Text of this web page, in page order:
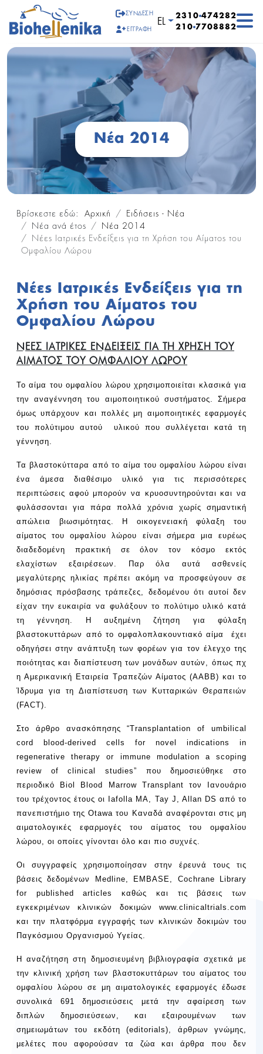
ΣΎΝΔΕΣΗ
ΕΓΓΡΑΦΉ
Επιλέξτε τη γλώσσα
EL
2310 474282
210 7708882
Νέα 2014
Βρίσκεστε εδώ: Αρχική
Ειδήσεις - Νέα
Νέα ανά έτος
Νέα 2014
Νέες Ιατρικές Ενδείξεις για τη Χρήση του Αίματος του
Ομφαλίου Λώρου
Νέες Ιατρικές Ενδείξεις για τη
Χρήση του Αίματος του
Ομφαλίου Λώρου
ΝΕΕΣ ΙΑΤΡΙΚΕΣ ΕΝΔΕΙΞΕΙΣ ΓΙΑ ΤΗ ΧΡΗΣΗ ΤΟΥ
ΑΙΜΑΤΟΣ ΤΟΥ ΟΜΦΑΛΙΟΥ ΛΩΡΟΥ
Το αίμα του ομφαλίου λώρου χρησιμοποιείται κλασικά για
την αναγέννηση του αιμοποιητικού συστήματος. Σήμερα
όμως υπάρχουν και πολλές μη αιμοποιητικές εφαρμογές
του πολύτιμου αυτού υλικού που συλλέγεται κατά τη
γέννηση.
Τα βλαστοκύτταρα από το αίμα του ομφαλίου λώρου είναι
ένα άμεσα διαθέσιμο υλικό για τις περισσότερες
περιπτώσεις αφού μπορούν να κρυοσυντηρούνται και να
φυλάσσονται για πάρα πολλά χρόνια χωρίς σημαντική
απώλεια βιωσιμότητας. Η οικογενειακή φύλαξη του
αίματος του ομφαλίου λώρου είναι σήμερα μια ευρέως
διαδεδομένη πρακτική σε όλον τον κόσμο εκτός
ελαχίστων εξαιρέσεων. Παρ όλα αυτά ασθενείς
μεγαλύτερης ηλικίας πρέπει ακόμη να προσφεύγουν σε
δημόσιας πρόσβασης τράπεζες, δεδομένου ότι αυτοί δεν
είχαν την ευκαιρία να φυλάξουν το πολύτιμο υλικό κατά
τη γέννηση. Η αυξημένη ζήτηση για φύλαξη
βλαστοκυττάρων από το ομφαλοπλακουντιακό αίμα έχει
οδηγήσει στην ανάπτυξη των φορέων για τον έλεγχο της
ποιότητας και διαπίστευση των μονάδων αυτών, όπως πχ
η Αμερικανική Εταιρεία Τραπεζών Αίματος (AABB) και το
Ίδρυμα για τη Διαπίστευση των Κυτταρικών Θεραπειών
(FACT).
Στο άρθρο ανασκόπησης “Transplantation of umbilical
cord blood-derived cells for novel indications in
regenerative therapy or immune modulation a scoping
review of clinical studies” που δημοσιεύθηκε στο
περιοδικό Biol Blood Marrow Transplant τον Ιανουάριο
του τρέχοντος έτους οι Iafolla MA, Tay J, Allan DS από το
πανεπιστήμιο της Otawa του Καναδά αναφέρονται στις μη
αιματολογικές εφαρμογές του αίματος του ομφαλίου
λώρου, οι οποίες γίνονται όλο και πιο συχνές.
Οι συγγραφείς χρησιμοποίησαν στην έρευνά τους τις
βάσεις δεδομένων Medline, EMBASE, Cochrane Library
for published articles καθώς και τις βάσεις των
εγκεκριμένων κλινικών δοκιμών www.clinicaltrials.com
και την πλατφόρμα εγγραφής των κλινικών δοκιμών του
Παγκόσμιου Οργανισμού Υγείας.
Η αναζήτηση στη δημοσιευμένη βιβλιογραφία σχετικά με
την κλινική χρήση των βλαστοκυττάρων του αίματος του
ομφαλίου λώρου σε μη αιματολογικές εφαρμογές έδωσε
συνολικά 691 δημοσιεύσεις μετά την αφαίρεση των
διπλών δημοσιεύσεων, και εξαιρουμένων των
σημειωμάτων του εκδότη (editorials), άρθρων γνώμης,
μελέτες που αφορούσαν τα ζώα και άρθρα που δεν